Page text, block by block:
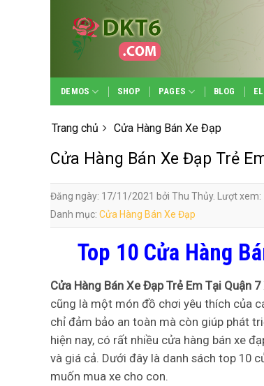
content
DEMOS SHOP PAGES BLOG
Trang chủ Cửa Hàng Bán Xe Đạp
Cửa Hàng Bán Xe Đạp Trẻ
Đăng ngày: 17/11/2021 bởi Thu Thủy. Lượt xem:
Danh mục: Cửa Hàng Bán Xe Đạp
Top 10 Cửa Hàng
Cửa Hàng Bán Xe Đạp Trẻ Em Tại Quận 7
cũng là một món đồ chơi yêu thích của
chỉ đảm bảo an toàn mà còn giúp phát
hiện nay, có rất nhiều cửa hàng bán xe
và giá cả. Dưới đây là danh sách top 10
muốn mua xe cho con.